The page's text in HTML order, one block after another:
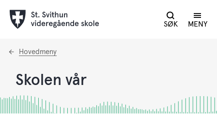
SØK MENY
Du
Hovedmeny
Skolen vår